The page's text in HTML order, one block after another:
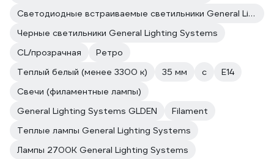
Светодиодные встраиваемые светильники General Lighting Systems
Черные светильники General Lighting Systems
CL/прозрачная
Ретро
Теплый белый (менее 3300 к)
35 мм c
E14
Свечи (филаментные лампы)
General Lighting Systems GLDEN
Filament
Теплые лампы General Lighting Systems
Лампы 2700К General Lighting Systems